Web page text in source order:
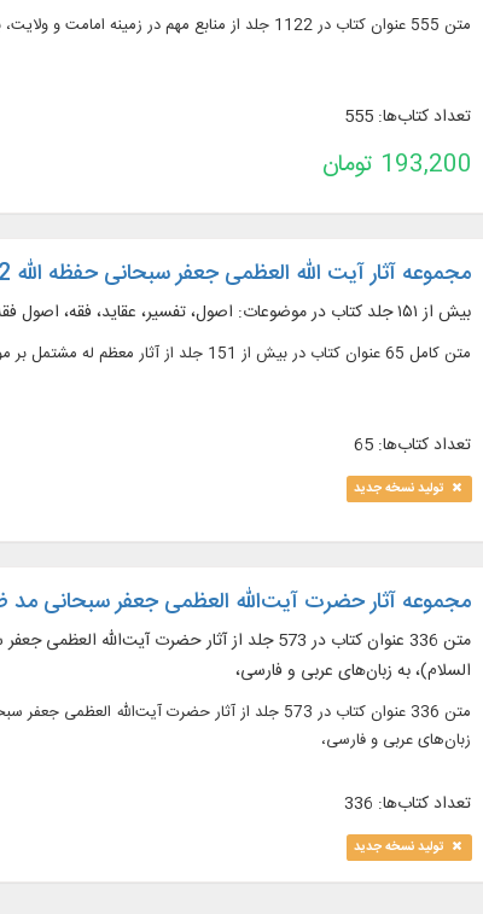
متن 555 عنوان کتاب در 1122 جلد از منابع مهم در زمينه امامت و ولايت، به زبان عربی و فارسی ...
تعداد کتاب‌ها: 555
193,200 تومان
مجموعه آثار آیت الله العظمی جعفر سبحانی حفظه الله 2
بیش از ۱۵۱ جلد کتاب در موضوعات: اصول، تفسیر، عقاید، فقه، اصول فقه و ...
متن کامل 65 عنوان کتاب در بیش از 151 جلد از آثار معظم له مشتمل بر موضوعات: اصول، تفسیر، ملل و عقاید، ملل و نحل، تاريخ فقه و ...
تعداد کتاب‌ها: 65
تولید نسخه جدید
مجموعه آثار حضرت آیت‌الله العظمی جعفر سبحانی مد
متن 336 عنوان کتاب در 573 جلد از آثار حضرت‌
السلام)، به زبان‌های عربی و فارسی،
متن 336 عنوان کتاب در 573 جلد از آثار حضرت‌
زبان‌های عربی و فارسی،
تعداد کتاب‌ها: 336
تولید نسخه جدید